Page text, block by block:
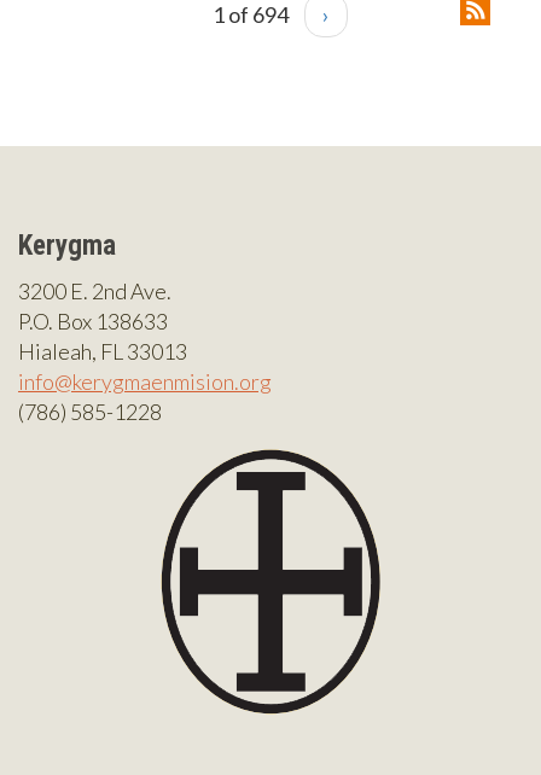
1 of 694 ›
Kerygma
3200 E. 2nd Ave.
P.O. Box 138633
Hialeah, FL 33013
info@kerygmaenmision.org
(786) 585-1228